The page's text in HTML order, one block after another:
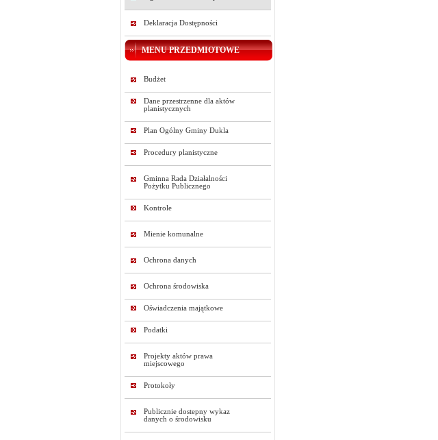
Deklaracja Dostępności
MENU PRZEDMIOTOWE
Budżet
Dane przestrzenne dla aktów
planistycznych
Plan Ogólny Gminy Dukla
Procedury planistyczne
Gminna Rada Działalności
Pożytku Publicznego
Kontrole
Mienie komunalne
Ochrona danych
Ochrona środowiska
Oświadczenia majątkowe
Podatki
Projekty aktów prawa
miejscowego
Protokoły
Publicznie dostepny wykaz
danych o środowisku